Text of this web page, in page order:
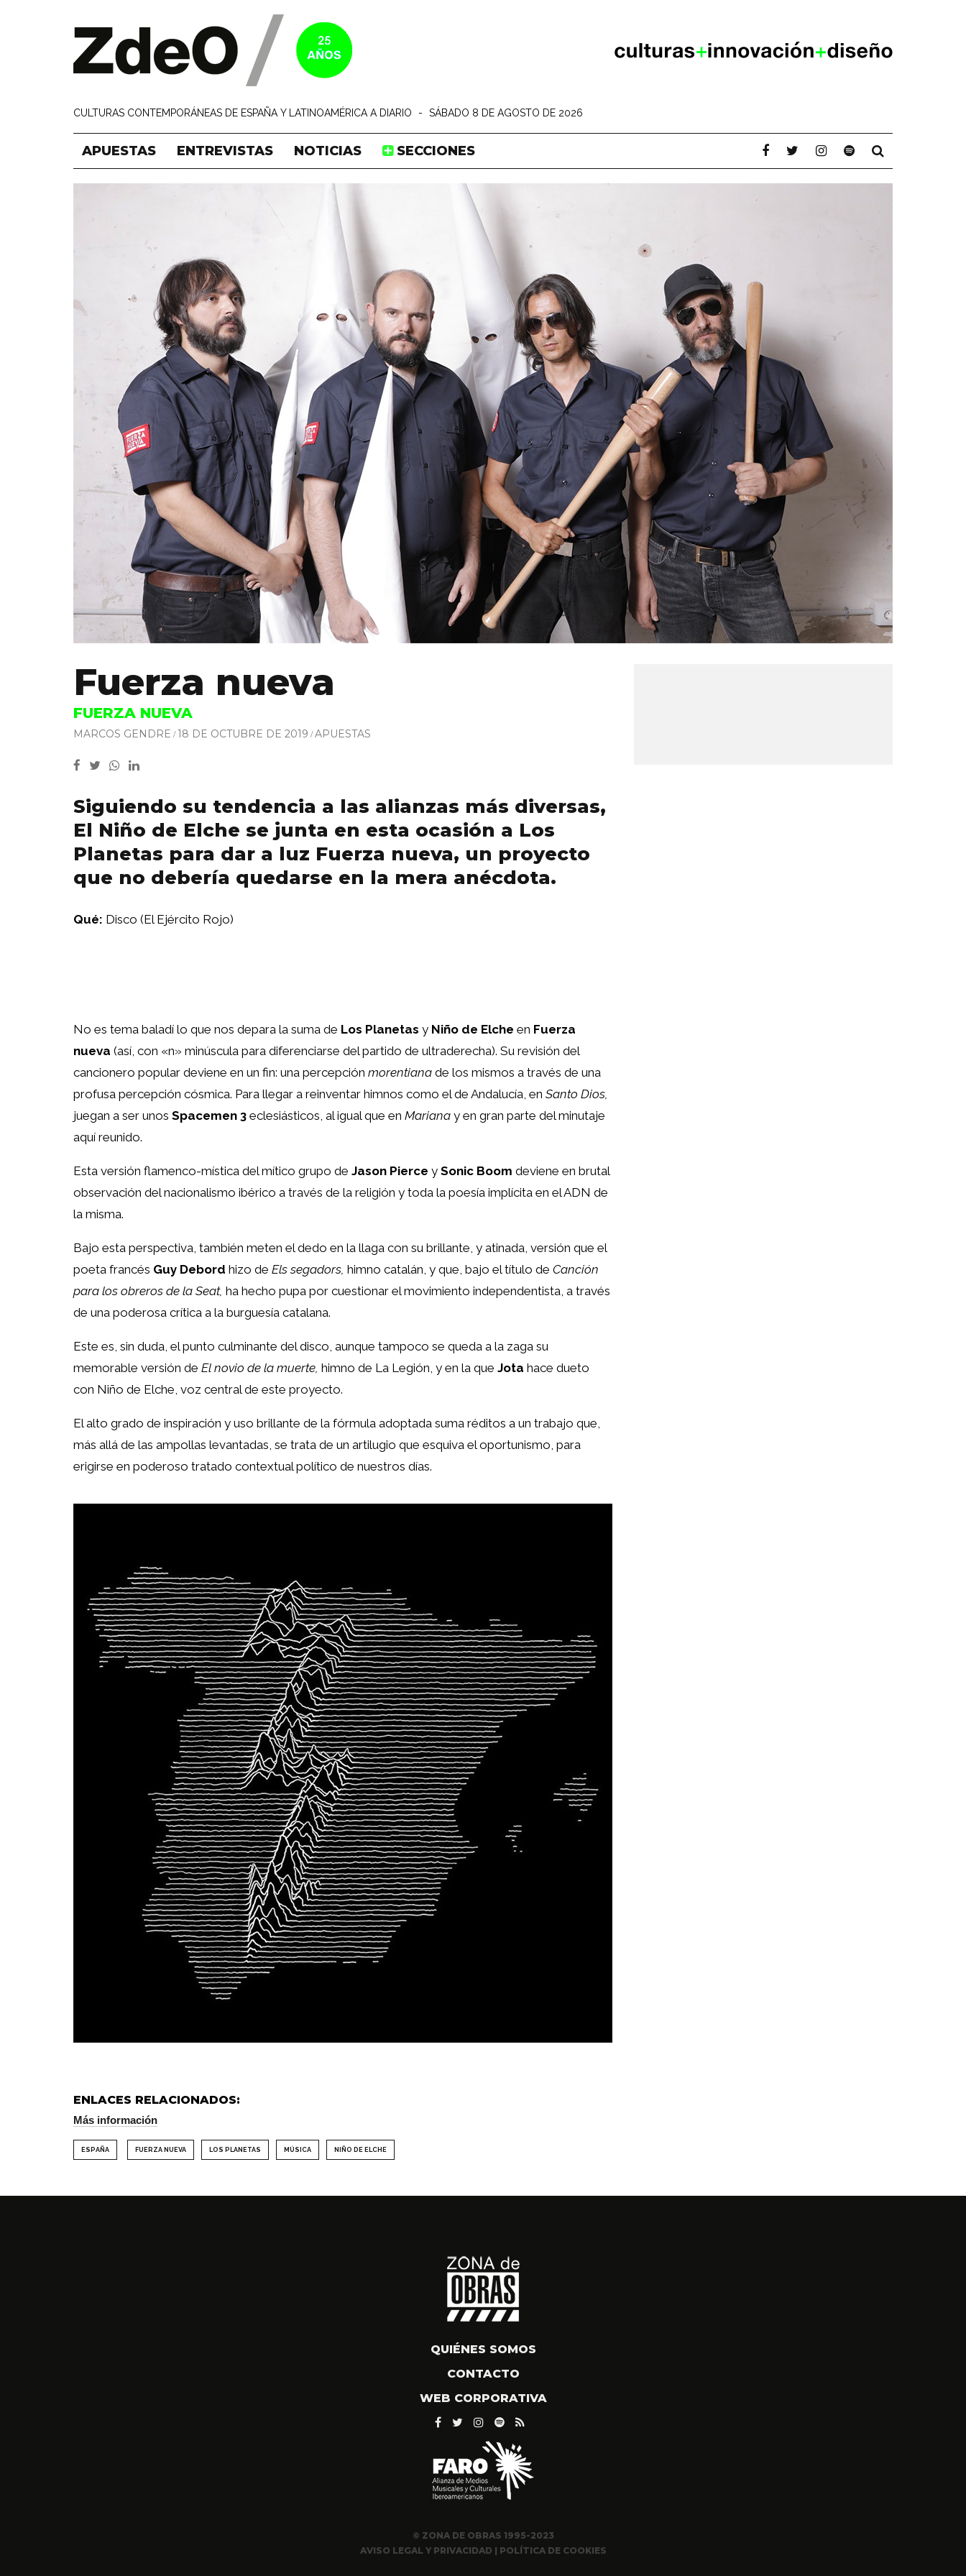
CULTURAS CONTEMPORÁNEAS DE ESPAÑA Y LATINOAMÉRICA A DIARIO - SÁBADO 8 DE AGOSTO DE 2026
APUESTAS ENTREVISTAS NOTICIAS SECCIONES
Fuerza nueva
FUERZA NUEVA
MARCOS GENDRE 18 DE OCTUBRE DE 2019 APUESTAS
Siguiendo su tendencia a las alianzas más diversas,
El Niño de Elche se junta en esta ocasión a Los
Planetas para dar a luz Fuerza nueva, un proyecto
que no debería quedarse en la mera anécdota.
Qué: Disco (El Ejército Rojo)
No es tema baladí lo que nos depara la suma de Los Planetas y Niño de Elche en Fuerza
nueva (así, con «n» minúscula para diferenciarse del partido de ultraderecha). Su revisión del
cancionero popular deviene en un fin: una percepción morentiana de los mismos a través de una
profusa percepción cósmica. Para llegar a reinventar himnos como el de Andalucía, en Santo Dios,
juegan a ser unos Spacemen 3 eclesiásticos, al igual que en Mariana y en gran parte del minutaje
aquí reunido.
Esta versión flamenco-mística del mítico grupo de Jason Pierce y Sonic Boom deviene en brutal
observación del nacionalismo ibérico a través de la religión y toda la poesía implícita en el ADN de
la misma.
Bajo esta perspectiva, también meten el dedo en la llaga con su brillante, y atinada, versión que el
poeta francés Guy Debord hizo de Els segadors, himno catalán, y que, bajo el título de Canción
para los obreros de la Seat, ha hecho pupa por cuestionar el movimiento independentista, a través
de una poderosa crítica a la burguesía catalana.
Este es, sin duda, el punto culminante del disco, aunque tampoco se queda a la zaga su
memorable versión de El novio de la muerte, himno de La Legión, y en la que Jota hace dueto
con Niño de Elche, voz central de este proyecto.
El alto grado de inspiración y uso brillante de la fórmula adoptada suma réditos a un trabajo que,
más allá de las ampollas levantadas, se trata de un artilugio que esquiva el oportunismo, para
erigirse en poderoso tratado contextual político de nuestros días.
ENLACES RELACIONADOS:
Más información
ESPAÑA FUERZA NUEVA LOS PLANETAS MÚSICA NIÑO DE ELCHE
QUIÉNES SOMOS
CONTACTO
WEB CORPORATIVA
© ZONA DE OBRAS 1995-2023
AVISO LEGAL Y PRIVACIDAD | POLÍTICA DE COOKIES